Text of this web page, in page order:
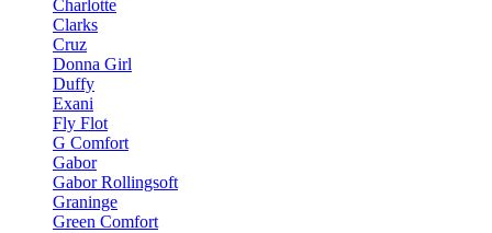
Charlotte
Clarks
Cruz
Donna Girl
Duffy
Exani
Fly Flot
G Comfort
Gabor
Gabor Rollingsoft
Graninge
Green Comfort